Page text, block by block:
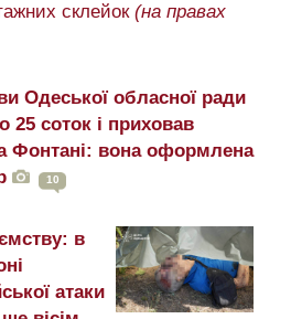
склейок (на правах
Одеської обласної ради
25 соток і приховав
Фонтані: вона оформлена
10
в
атаки